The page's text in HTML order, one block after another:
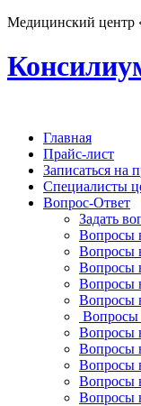
Медицинский центр
Главная
Прайс-лист
Записаться на
Специалисты
Вопрос-Ответ
Задать
Вопросы
Вопросы
Вопросы
Вопросы
Вопросы
Вопросы
Вопросы
Вопросы
Вопросы
Вопросы
Вопросы